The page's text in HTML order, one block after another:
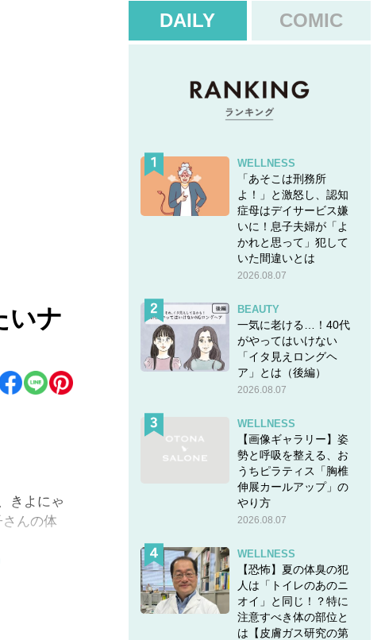
いナ
きよにゃ
んの体
DAILY COMIC
WELLNESS
「あそこは刑務所
よ！」と激怒し、認知
症母はデイサービス嫌
いに！息子夫婦が「よ
かれと思って」犯して
いた間違いとは
2026.08.07
BEAUTY
一気に老ける…！40代
がやってはいけない
「イタ見えロングヘ
ア」とは（後編）
2026.08.07
WELLNESS
【画像ギャラリー】姿
勢と呼吸を整える、お
うちピラティス「胸椎
伸展カールアップ」の
やり方
2026.08.07
WELLNESS
【恐怖】夏の体臭の犯
人は「トイレのあのニ
オイ」と同じ！？特に
注意すべき体の部位と
は【皮膚ガス研究の第